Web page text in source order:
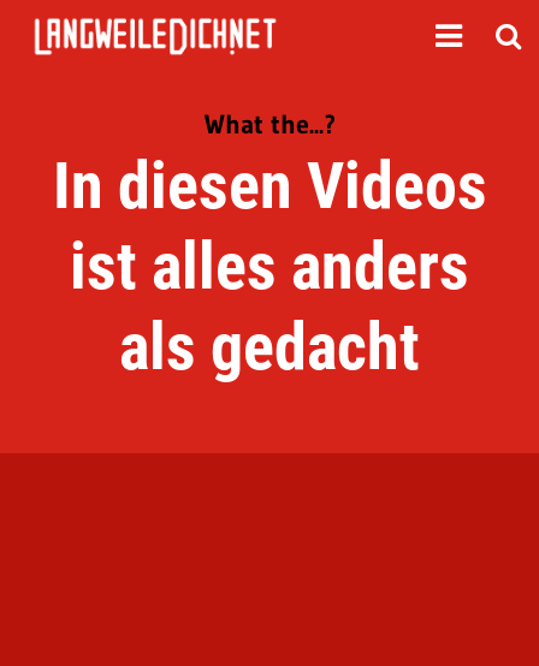
What the...?
In diesen Videos
ist alles anders
als gedacht